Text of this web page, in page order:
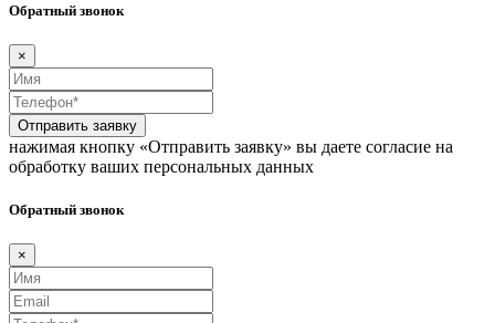
Обратный звонок
×
Отправить заявку
нажимая кнопку «Отправить заявку» вы даете согласие на
обработку ваших персональных данных
Обратный звонок
×